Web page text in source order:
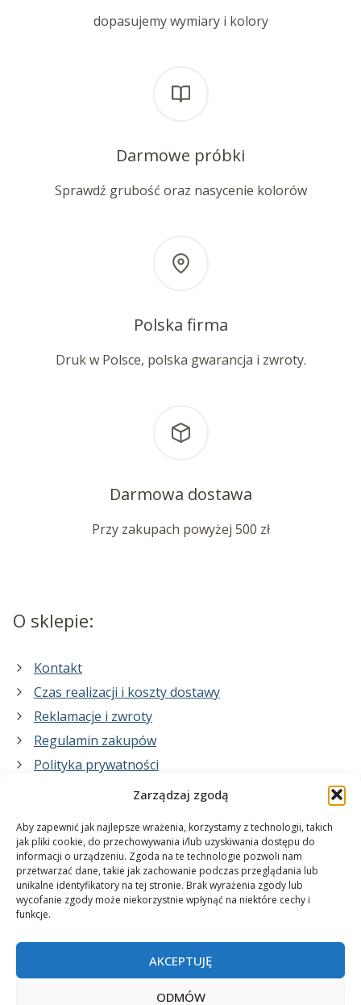
Zarządzaj zgodą
Aby zapewnić jak najlepsze wrażenia, korzystamy z technologii, takich
jak pliki cookie, do przechowywania i/lub uzyskiwania dostępu do
informacji o urządzeniu. Zgoda na te technologie pozwoli nam
przetwarzać dane, takie jak zachowanie podczas przeglądania lub
unikalne identyfikatory na tej stronie. Brak wyrażenia zgody lub
wycofanie zgody może niekorzystnie wpłynąć na niektóre cechy i
funkcje.
AKCEPTUJĘ
ODMÓW
dopasujemy wymiary i kolory
Darmowe próbki
Sprawdź grubość oraz nasycenie kolorów
Polska firma
Druk w Polsce, polska gwarancja i zwroty.
Darmowa dostawa
Przy zakupach powyżej 500 zł
O sklepie:
Kontakt
Czas realizacji i koszty dostawy
Reklamacje i zwroty
Regulamin zakupów
Polityka prywatności
Co zrobimy dla Ciebie:
projekty plakatów na zamówienie
wydrukuj swój plakat